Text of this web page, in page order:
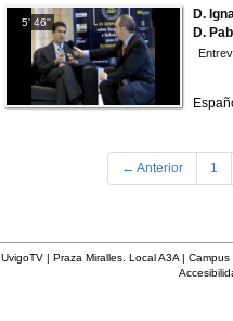
5' 46''
D.
D.
← Anterior 1
UvigoTV | Praza Miralles. Local A3A |